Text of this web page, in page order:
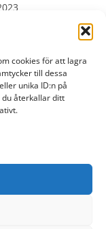
cookies för att lagra
till dessa
unika ID:n på
du återkallar ditt